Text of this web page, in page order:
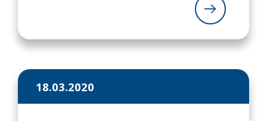
18.03.2020